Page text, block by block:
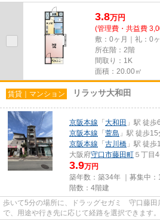
で、アクセスの良い物件です...
3.8万円
(管理費・共益費
敷：0ヶ月｜礼：0
所在階：2階
間取り：1K
面積：20.00㎡
賃貸｜マンション リラッサ大和田
京阪本線 「 大和田 」駅 徒歩
京阪本線 「 萱島 」駅 徒歩15
京阪本線 「 古川橋 」駅 徒歩
大阪府守口市藤田町 ５丁目
3.9万円
築年数：築34年 ｜募集中：
階数：4階建
歩いて5分の場所に、ドラッグセガミ 守口藤田
で、用途や行き先に応じて経路を選択できます